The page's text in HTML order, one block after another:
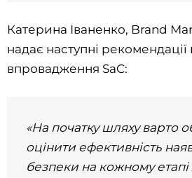
Катерина Іваненко, Brand
надає наступні
впровадження SaC:
«На початку шляху варто
оцінити ефективність
безпеки на кожному етапі